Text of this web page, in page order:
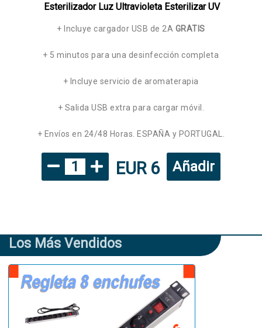
Esterilizador Luz Ultravioleta Esterilizar UV
+ Incluye cargador USB de 2A GRATIS
+ 5 minutos para una desinfección completa
+ Incluye servicio de aromaterapia
+ Salida USB extra para cargar móvil.
+ Envíos en 24/48 Horas. ESPAÑA y PORTUGAL.
1 EUR 6 Añadir
Los Más Vendidos